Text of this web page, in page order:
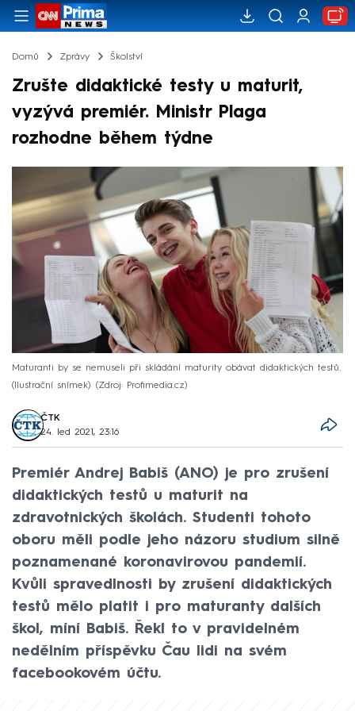
Domů Zprávy Školství
Zrušte didaktické testy u maturit,
vyzývá premiér. Ministr Plaga
rozhodne během týdne
Maturanti by se nemuseli při skládání maturity obávat didaktických testů.
(Ilustrační snímek)
Zdroj: Profimedia.cz
ČTK
24. led 2021, 23:16
Premiér Andrej Babiš (ANO) je pro zrušení
didaktických testů u maturit na
zdravotnických školách. Studenti tohoto
oboru měli podle jeho názoru studium silně
poznamenané koronavirovou pandemií.
Kvůli spravedlnosti by zrušení didaktických
testů mělo platit i pro maturanty dalších
škol, míní Babiš. Řekl to v pravidelném
nedělním příspěvku Čau lidi na svém
facebookovém účtu.